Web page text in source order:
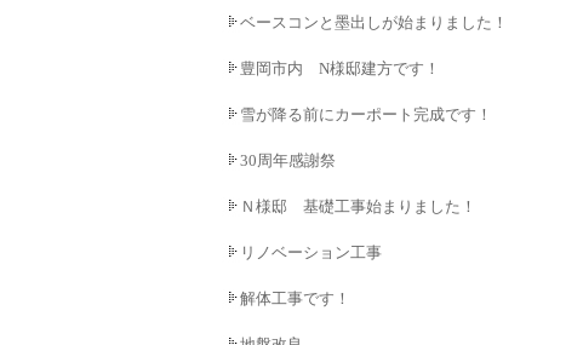
ベースコンと墨出しが始まりました！
豊岡市内 N様邸建方です！
雪が降る前にカーポート完成です！
30周年感謝祭
Ｎ様邸 基礎工事始まりました！
リノベーション工事
解体工事です！